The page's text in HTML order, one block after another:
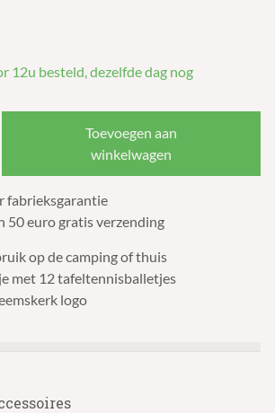
12u besteld, dezelfde dag nog
Toevoegen aan
winkelwagen
fabrieksgarantie
50 euro gratis verzending
op de camping of thuis
met 12 tafeltennisballetjes
logo